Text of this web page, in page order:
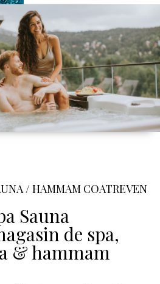
/ HAMMAM COATREVEN
Sauna
de spa,
& hammam